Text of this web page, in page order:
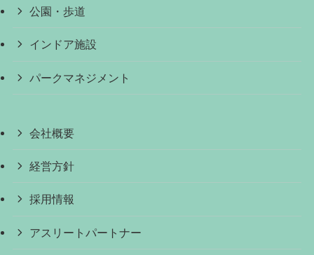
公園・歩道
インドア施設
パークマネジメント
会社概要
経営方針
採用情報
アスリートパートナー